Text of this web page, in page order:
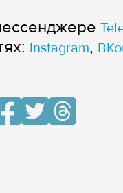
Instagram,